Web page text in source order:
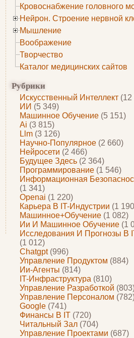
Кровоснабжение головного
Нейрон. Строение нервной
Мышление
Воображение
Творчество
Каталог медицинских сайтов
Рубрики
Искусственный Интеллект (12
ИИ (5 349)
Машинное Обучение (5 151)
Ai (3 815)
Llm (3 126)
Научно-Популярное (2 660)
Нейросети (2 466)
Будущее Здесь (2 364)
Программирование (1 546)
Информационная
(1 341)
Openai (1 220)
Карьера В IT-Индустрии (1
Машинное+обучение (1 082)
Ии И Машинное Обучение (1
Исследования И Прогнозы В
(1 012)
Chatgpt(996)
Управление Продуктом (884)
Ии-Агенты (814)
IT-Инфраструктура (810)
Управление Разработкой
Управление Персоналом
Google (741)
Финансы В IT (720)
Читальный Зал (704)
Управление Проектами (687)